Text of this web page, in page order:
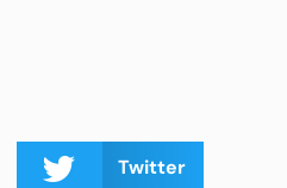
Twitter